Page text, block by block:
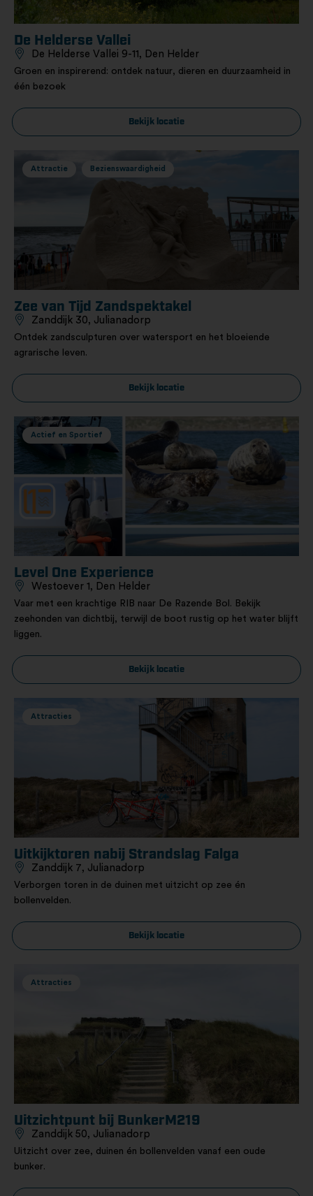
De Helderse Vallei
De Helderse Vallei 9-11, Den Helder
Groen en inspirerend: ontdek natuur, dieren en duurzaamheid in
één bezoek
Bekijk locatie
Attractie Bezienswaardigheid
Zee van Tijd Zandspektakel
Zanddijk 30, Julianadorp
Ontdek zandsculpturen over watersport en het bloeiende
agrarische leven.
Bekijk locatie
Actief en Sportief
Level One Experience
Westoever 1, Den Helder
Vaar met een krachtige RIB naar De Razende Bol. Bekijk
zeehonden van dichtbij, terwijl de boot rustig op het water blijft
liggen.
Bekijk locatie
Attracties
Uitkijktoren nabij Strandslag Falga
Zanddijk 7, Julianadorp
Verborgen toren in de duinen met uitzicht op zee én
bollenvelden.
Bekijk locatie
Attracties
Uitzichtpunt bij BunkerM219
Zanddijk 50, Julianadorp
Uitzicht over zee, duinen én bollenvelden vanaf een oude
bunker.